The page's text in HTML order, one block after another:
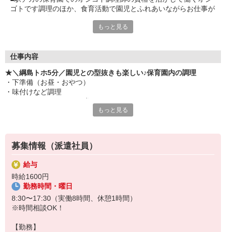
ゴトです調理のほか、食育活動で園児とふれあいながらお仕事が
もっと見る
仕事内容
★＼綱島トホ5分／園児との型抜きも楽しい♪保育園内の調理
・下準備（お昼・おやつ）
・味付けなど調理
もっと見る
募集情報（派遣社員）
給与
時給1600円
勤務時間・曜日
8:30〜17:30（実働8時間、休憩1時間）
※時間相談OK！
【勤務】